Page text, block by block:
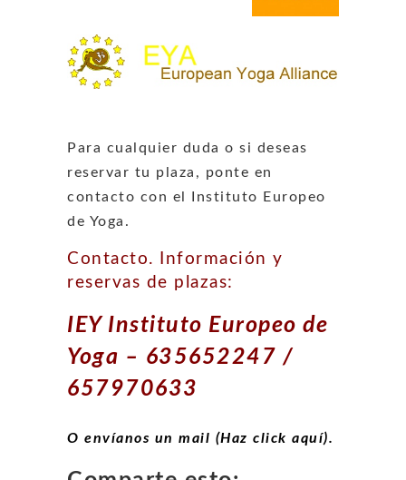
Para cualquier duda o si deseas
reservar tu plaza, ponte en
contacto con el Instituto Europeo
de Yoga.
Contacto. Información y
reservas de plazas:
IEY Instituto Europeo de
Yoga – 635652247 /
657970633
O envíanos un mail (Haz click aquí).